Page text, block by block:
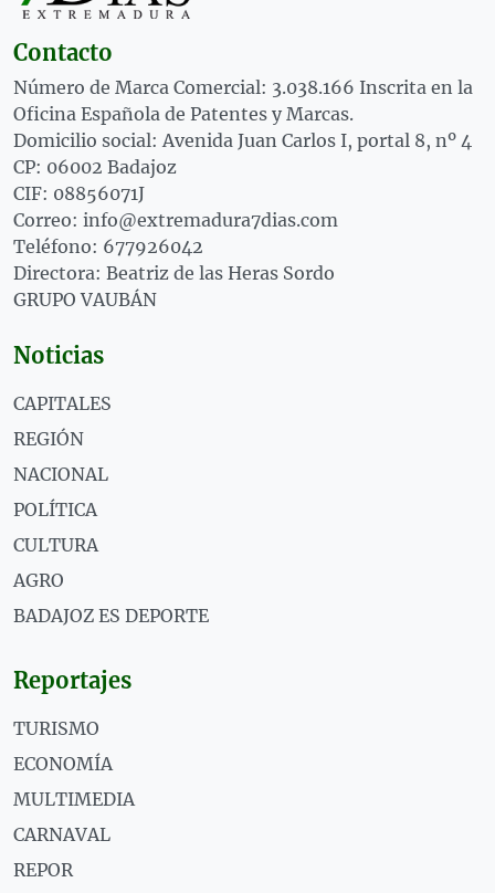
Contacto
Número de Marca Comercial: 3.038.166 Inscrita en la
Oficina Española de Patentes y Marcas.
Domicilio social: Avenida Juan Carlos I, portal 8, nº 4
CP: 06002 Badajoz
CIF: 08856071J
Correo: info@extremadura7dias.com
Teléfono: 677926042
Directora: Beatriz de las Heras Sordo
GRUPO VAUBÁN
Noticias
CAPITALES
REGIÓN
NACIONAL
POLÍTICA
CULTURA
AGRO
BADAJOZ ES DEPORTE
Reportajes
TURISMO
ECONOMÍA
MULTIMEDIA
CARNAVAL
REPOR